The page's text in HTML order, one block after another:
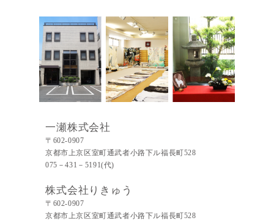
一瀬株式会社
〒602-0907
京都市上京区室町通武者小路下ル福長町528
075－431－5191(代)
株式会社りきゅう
〒602-0907
京都市上京区室町通武者小路下ル福長町528